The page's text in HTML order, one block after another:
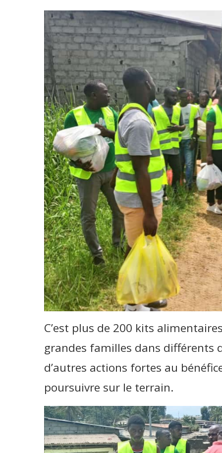
C’est plus de 200 kits
grandes familles dans différents
d’autres actions fortes au
poursuivre sur le terrain.